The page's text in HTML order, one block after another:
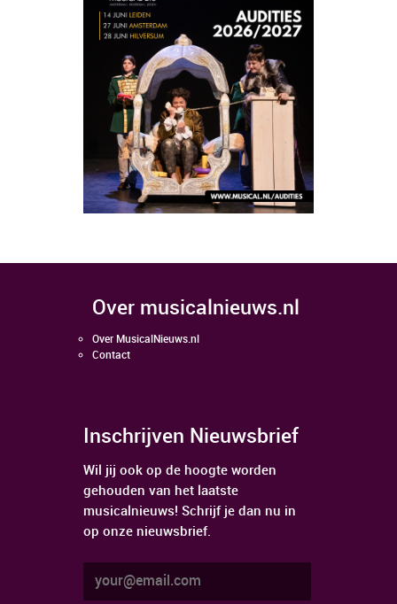
over musicalnieuws.nl
Over MusicalNieuws.nl
Contact
Inschrijven Nieuwsbrief
Wil jij ook op de hoogte worden
gehouden van het laatste
musicalnieuws! Schrijf je dan nu in
op onze nieuwsbrief.